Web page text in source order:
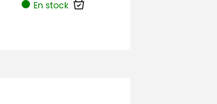
En stock